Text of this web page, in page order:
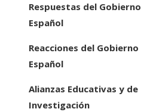
Respuestas del Gobierno
Español
Reacciones del Gobierno
Español
Alianzas Educativas y de
Investigación